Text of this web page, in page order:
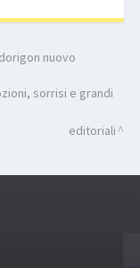
nuovo
sorrisi e grandi
editoriali